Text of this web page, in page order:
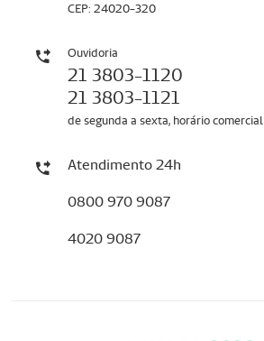
CEP: 24020-320
Ouvidoria
21 3803-1120
21 3803-1121
de segunda a sexta, horário comercial
Atendimento 24h
0800 970 9087
4020 9087